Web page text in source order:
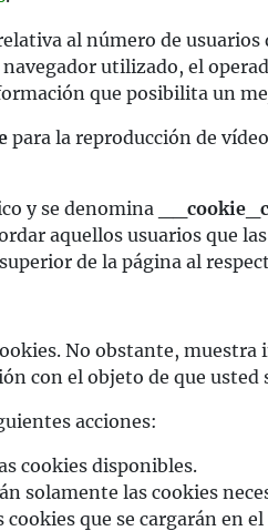
al número de usuarios
utilizado, el
que posibilita un
para la reproducción de
y se denomina
aquellos usuarios que
de la página al
No obstante,
con el objeto de que usted
acciones:
cookies disponibles.
solamente las cookies
cookies que se cargarán en